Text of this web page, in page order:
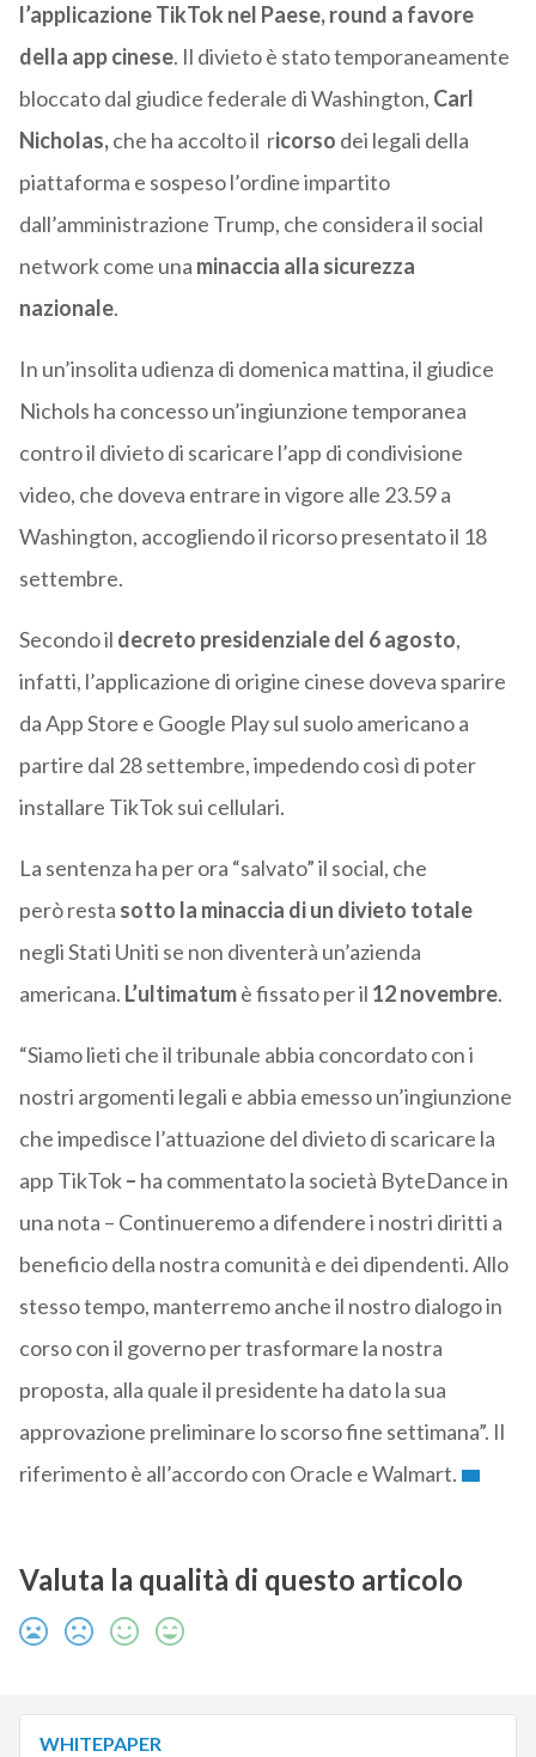
l’applicazione TikTok nel Paese, round a favore
della app cinese. Il divieto è stato temporaneamente
bloccato dal giudice federale di Washington, Carl
Nicholas,che ha accolto il ricorso dei legali della
piattaforma e sospeso l’ordine impartito
dall’amministrazione Trump, che considera il social
network come una minaccia alla sicurezza
nazionale.
In un’insolita udienza di domenica mattina, il giudice
Nichols ha concesso un’ingiunzione temporanea
contro il divieto di scaricare l’app di condivisione
video, che doveva entrare in vigore alle 23.59 a
Washington, accogliendo il ricorso presentato il 18
settembre.
Secondo il decreto presidenziale del 6 agosto,
infatti, l’applicazione di origine cinese doveva sparire
da App Store e Google Play sul suolo americano a
partire dal 28 settembre, impedendo così di poter
installare TikTok sui cellulari.
La sentenza ha per ora “salvato” il social, che
però resta sotto la minaccia di un divieto totale
negli Stati Uniti se non diventerà un’azienda
americana. L’ultimatumè fissato per il 12 novembre.
“Siamo lieti che il tribunale abbia concordato con i
nostri argomenti legali e abbia emesso un’ingiunzione
che impedisce l’attuazione del divieto di scaricare la
app TikTok– ha commentato la società ByteDance in
una nota – Continueremo a difendere i nostri diritti a
beneficio della nostra comunità e dei dipendenti. Allo
stesso tempo, manterremo anche il nostro dialogo in
corso con il governo per trasformare la nostra
proposta, alla quale il presidente ha dato la sua
approvazione preliminare lo scorso fine settimana”. Il
riferimento è all’accordo con Oracle e Walmart.
Valuta la qualità di questo articolo
WHITEPAPER